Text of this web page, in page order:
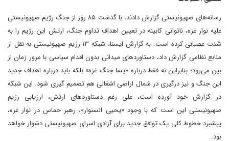
رسانه‌های صهیونیستی گزارش دادند، با گذشت ۸۵ روز از جنگ رژیم صهیونیستی
علیه نوار غزه، ناتوانی کابینه در تعیین اهداف تداوم جنگ، ارتش این رژیم را به
شدت عصبانی کرده است. به گزارش ایسنا، شبکه ۱۳ رژیم صهیونیستی به نقل از
منابع نظامی گزارش داد، دستاوردهای میدانی بدون اقدام سیاسی با مرور زمان از
بین می‌رود؛ بنابراین نه فقط درباره «پسا جنگ غزه» بلکه باید درباره اهداف جدید
این جنگ و نیز درگیری در شمال اراضی اشغالی هم تصمیم گیری شود. این شبکه
در گزارش خود آورده است، علی رغم دستاوردهای ارتش، ارزیابی رژیم
صهیونیستی این است که با وجود «یحیی السنوار»، رهبر حماس در نوار غزه،
پیشبرد خطوط کلی یک توافق جدید برای آزادی اسرای صهیونیستی دشوار خواهد
بود.